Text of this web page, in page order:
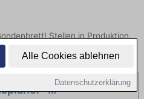
Alle Cookies ablehnen
Datenschutzerklärung
Stellen in Produktion.
-